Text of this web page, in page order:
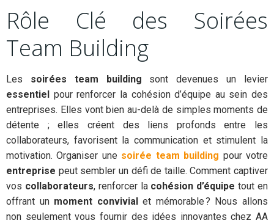
Rôle Clé des Soirées
Team Building
Les soirées team building sont devenues un levier
essentiel pour renforcer la cohésion d’équipe au sein des
entreprises. Elles vont bien au-delà de simples moments de
détente ; elles créent des liens profonds entre les
collaborateurs, favorisent la communication et stimulent la
motivation. Organiser une soirée team building pour votre
entreprise peut sembler un défi de taille. Comment captiver
vos collaborateurs, renforcer la cohésion d’équipe tout en
offrant un moment convivialet mémorable ? Nous allons
non seulement vous fournir des idées innovantes chez AA